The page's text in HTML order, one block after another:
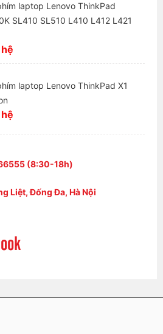
laptop Lenovo ThinkPad
SL410 SL510 L410 L412 L421
laptop Lenovo ThinkPad X1
(8:30-18h)
Liệt, Đống Đa, Hà Nội